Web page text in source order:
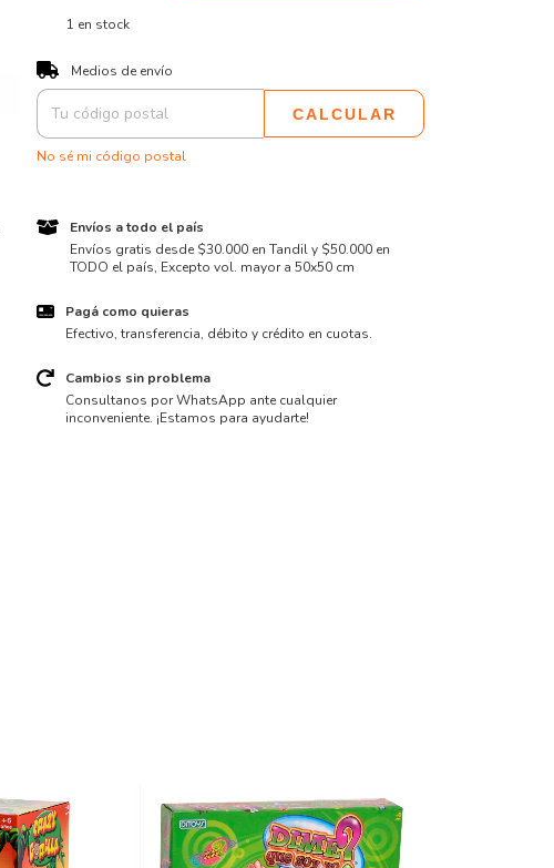
1 en stock
Entregas para el CP:
Medios de envío
CALCULAR
No sé mi código postal
Envíos a todo el país
Envíos gratis desde $30.000 en Tandil y $50.000 en
TODO el país, Excepto vol. mayor a 50x50 cm
Pagá como quieras
Efectivo, transferencia, débito y crédito en cuotas.
Cambios sin problema
Consultanos por WhatsApp ante cualquier
inconveniente. ¡Estamos para ayudarte!